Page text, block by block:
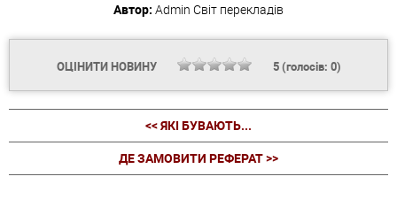
Автор: Admin Світ перекладів
ОЦІНИТИ НОВИНУ 5(голосів: 0)
<< ЯКІ БУВАЮТЬ...
ДЕ ЗАМОВИТИ РЕФЕРАТ >>